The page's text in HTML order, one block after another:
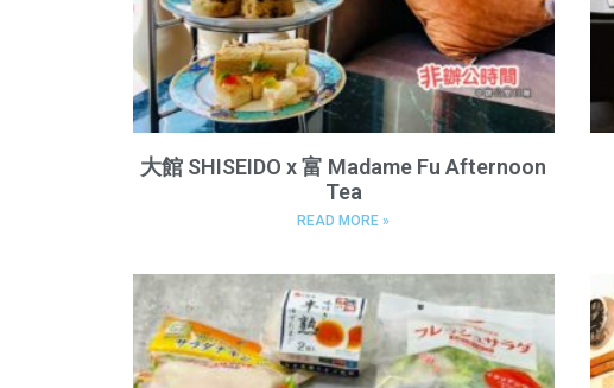
大館 SHISEIDO x 富 Madame Fu Afternoon
Tea
READ MORE »